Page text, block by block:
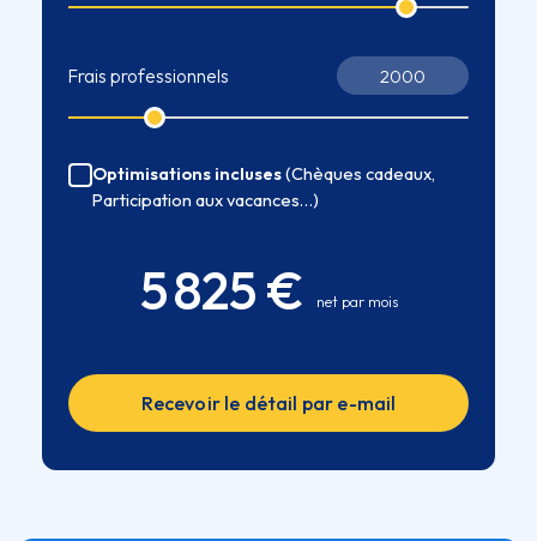
Frais professionnels
Optimisations incluses(Chèques cadeaux,
Participation aux vacances…)
5 825 € net par mois
Recevoir le détail par e-mail